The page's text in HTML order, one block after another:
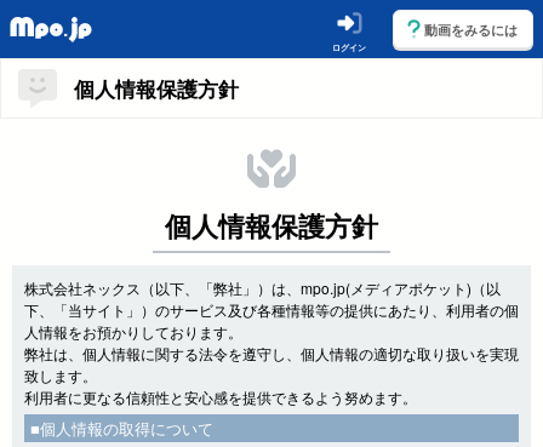
ログイン
動画をみるには
個人情報保護方針
個人情報保護方針
株式会社ネックス（以下、「弊社」）は、mpo.jp(メディアポケット)（以
下、「当サイト」）のサービス及び各種情報等の提供にあたり、利用者の個
人情報をお預かりしております。
弊社は、個人情報に関する法令を遵守し、個人情報の適切な取り扱いを実現
致します。
利用者に更なる信頼性と安心感を提供できるよう努めます。
■個人情報の取得について